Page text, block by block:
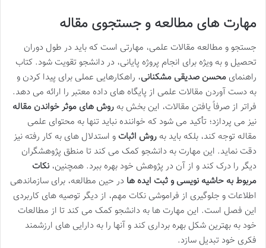
مهارت های مطالعه و جستجوی مقاله
جستجو و مطالعه مقالات علمی، مهارتی است که باید در طول دوران
تحصیل و به ویژه برای انجام پروژه پایانی، در دانشجو تقویت شود. کتاب
راهنمای محسن صدیقی مشکنانی، راهکارهایی عملی برای پیدا کردن و
به دست آوردن مقالات علمی از پایگاه های داده معتبر را ارائه می دهد.
فراتر از صرفاً یافتن مقالات، این بخش به روش های موثر خواندن مقاله
نیز می پردازد؛ تأکید می شود که خواننده نباید تنها به محتوای علمی
مقاله توجه کند، بلکه باید به روش اثبات و استدلال های به کار رفته نیز
دقت نماید. این مهارت به دانشجو کمک می کند تا منطق پژوهشگران
دیگر را درک کند و از آن در پژوهش خود بهره ببرد. همچنین، نکات
مربوط به حاشیه نویسی و ثبت ایده ها در حین مطالعه، برای سازماندهی
اطلاعات و جلوگیری از فراموشی نکات مهم، از دیگر توصیه های کاربردی
این فصل است. این مهارت ها به دانشجو کمک می کند تا از مطالعات
خود به بهترین شکل بهره برداری کند و آنها را به دارایی های ارزشمند
فکری خود تبدیل سازد.